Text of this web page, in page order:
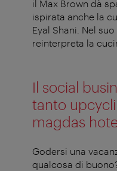
il Max Brown dà
ispirata anche la
Eyal Shani. Nel
reinterpreta la
Il social
tanto
magdas
Godersi una
qualcosa di